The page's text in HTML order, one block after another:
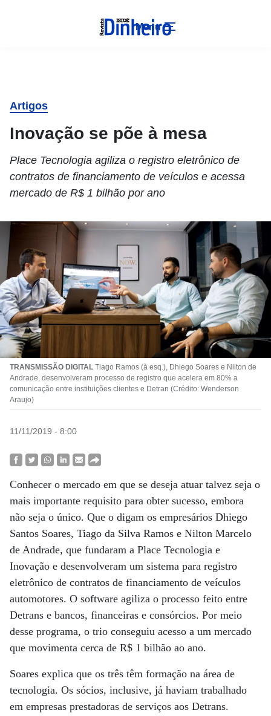
Menu
Artigos
Inovação se põe à mesa
Place Tecnologia agiliza o registro eletrônico de
contratos de financiamento de veículos e acessa
mercado de R$ 1 bilhão por ano
TRANSMISSÃO DIGITAL Tiago Ramos (à esq.), Dhiego Soares e Nilton de
Andrade, desenvolveram processo de registro que acelera em 80% a
comunicação entre instituições clientes e Detran (Crédito: Wenderson
Araujo)
11/11/2019 - 8:00
Conhecer o mercado em que se deseja atuar talvez seja o
mais importante requisito para obter sucesso, embora
não seja o único. Que o digam os empresários Dhiego
Santos Soares, Tiago da Silva Ramos e Nilton Marcelo
de Andrade, que fundaram a Place Tecnologia e
Inovação e desenvolveram um sistema para registro
eletrônico de contratos de financiamento de veículos
automotores. O software agiliza o processo feito entre
Detrans e bancos, financeiras e consórcios. Por meio
desse programa, o trio conseguiu acesso a um mercado
que movimenta cerca de R$ 1 bilhão ao ano.
Soares explica que os três têm formação na área de
tecnologia. Os sócios, inclusive, já haviam trabalhado
em empresas prestadoras de serviços aos Detrans.